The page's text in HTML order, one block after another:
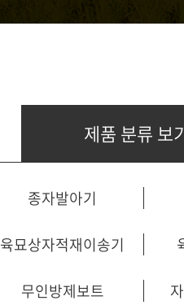
입제살
방제기
붐스프
곡물
제품 분류 보
종자발아기
육묘상자적재이송기
무인방제보트